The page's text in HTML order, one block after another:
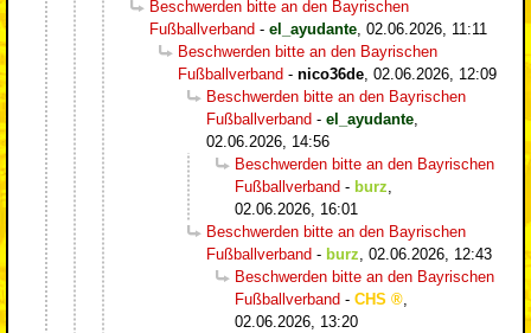
Beschwerden bitte an den Bayrischen
Fußballverband - el_ayudante 02.06.2026, 11:11
Beschwerden bitte an den Bayrischen
Fußballverband - nico36de 02.06.2026, 12:09
Beschwerden bitte an den Bayrischen
Fußballverband - el_ayudante
02.06.2026, 14:56
Beschwerden bitte an den Bayrischen
Fußballverband - burz
02.06.2026, 16:01
Beschwerden bitte an den Bayrischen
Fußballverband - burz 02.06.2026, 12:43
Beschwerden bitte an den Bayrischen
Fußballverband - CHS
02.06.2026, 13:20